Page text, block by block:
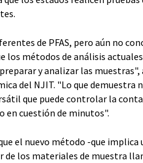
de PFAS, pero aún no
los métodos de análisis
y analizar las
del NJIT. "Lo que demuestra
que puede controlar la
en cuestión de minutos".
el nuevo método -que
los materiales de muestra